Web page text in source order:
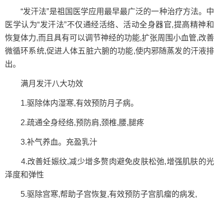
“发汗法”是祖国医学应用最早最广泛的一种治疗方法。中
医学认为“发汗法”不仅通经活络、活动全身器官,提高精神和
恢复体力,而且具有可以调节神经的功能,扩张周围小血管,改善
微循环系统,促进人体五脏六腑的功能,使内邪随蒸发的汗液排
出。
满月发汗八大功效
1.驱除体内湿寒,有效预防月子病。
2.疏通全身经络,预防肩,颈椎,腰,腿疼
3.补气养血。充盈乳汁
4.改善妊娠纹,减少增多赘肉避免皮肤松弛,增强肌肤的光
泽度和弹性
5.驱除宫寒,帮助子宫恢复,有效预防子宫肌瘤的病发,